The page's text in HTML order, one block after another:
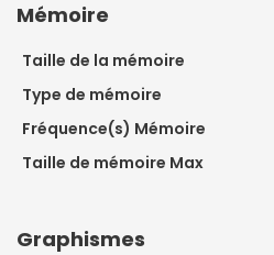
Mémoire
Taille de la mémoire
Type de mémoire
Fréquence(s) Mémoire
Taille de mémoire Max
Graphismes